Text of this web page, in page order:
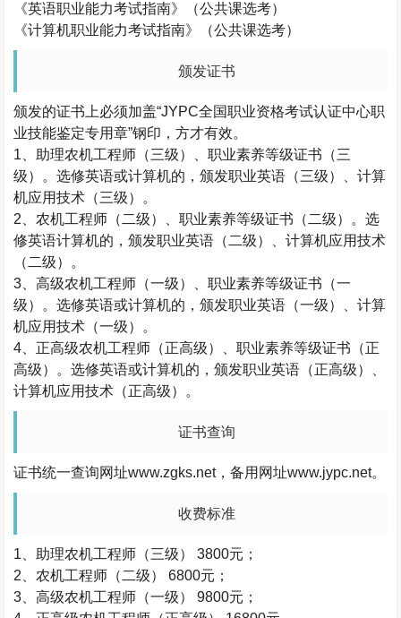
《英语职业能力考试指南》（公共课选考）
《计算机职业能力考试指南》（公共课选考）
颁发证书
颁发的证书上必须加盖“JYPC全国职业资格考试认证中心职
业技能鉴定专用章”钢印，方才有效。
1 、助理农机工程师（三级）、职业素养等级证书（三
级）。选修英语或计算机的，颁发职业英语（三级）、计算
机应用技术（三级）。
2 、农机工程师（二级）、职业素养等级证书（二级）。选
修英语计算机的，颁发职业英语（二级）、计算机应用技术
（二级）。
3 、高级农机工程师（一级）、职业素养等级证书（一
级）。选修英语或计算机的，颁发职业英语（一级）、计算
机应用技术（一级）。
4 、正高级农机工程师（正高级）、职业素养等级证书（正
高级）。选修英语或计算机的，颁发职业英语（正高级）、
计算机应用技术（正高级）。
证书查询
证书统一查询网址www.zgks.net，备用网址www.jypc.net。
收费标准
1 、助理农机工程师（三级） 3800元；
2 、农机工程师（二级） 6800元；
3 、高级农机工程师（一级） 9800元；